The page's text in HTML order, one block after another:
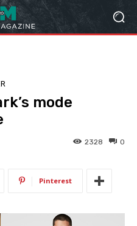
mode
0
2328
Pinterest